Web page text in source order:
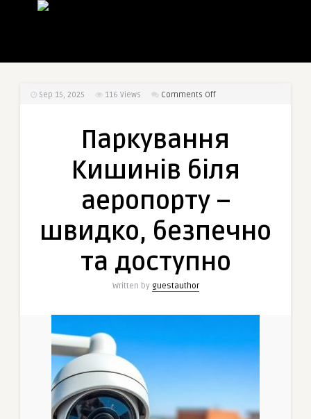
Sep 15, 2025 116 Views Comments Offon
біля
безпечно
доступно
Паркування
Кишинів біля
аеропорту –
швидко, безпечно
та доступно
Written by guestauthor